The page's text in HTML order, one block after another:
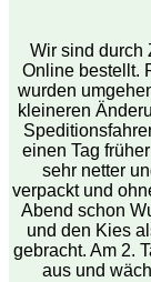
Wir sind durch
Online bestellt.
wurden
kleineren
einen Tag
sehr netter
verpackt und
Abend schon
und den Kies
gebracht. Am 2.
aus und